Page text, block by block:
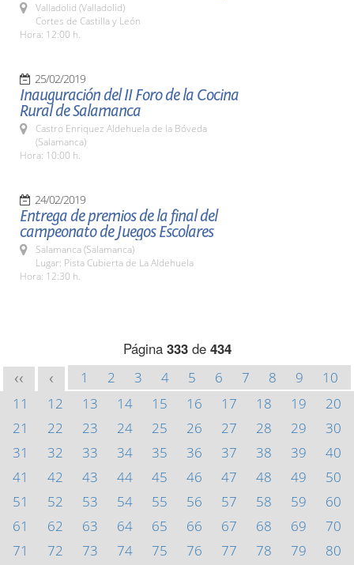
Valladolid (Valladolid)
Cortes de Castilla y León
Hora: 12:00 h.
25/02/2019
Inauguración del II Foro de la Cocina
Rural de Salamanca
Castro Enriquez Aldehuela de la Bóveda
(Salamanca)
Hora: 10:00 h.
24/02/2019
Entrega de premios de la final del
campeonato de Juegos Escolares
Salamanca (Salamanca)
Lugar: Pista Cubierta de La Aldehuela
Hora: 12:30 h.
Página 333de 434
<< < 1 2 3 4 5 6 7 8 9
10
11
12 13 14 15 16 17 18 19
20
21
22 23 24 25 26 27 28 29
30
31
32 33 34 35 36 37 38 39
40
41
42 43 44 45 46 47 48 49
50
51
52 53 54 55 56 57 58 59
60
61
62 63 64 65 66 67 68 69
70
71
72 73 74 75 76 77 78 79
80